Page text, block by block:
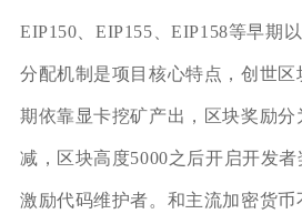
EIP150、EIP155、EIP158等早期
分配机制是项目核心特点，创世
期依靠显卡挖矿产出，区块奖励分
减，区块高度5000之后开启开发
激励代码维护者。和主流加密货币